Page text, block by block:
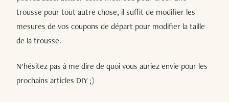
trousse pour tout autre chose, il suffit de modifier les
mesures de vos coupons de départ pour modifier la taille
de la trousse.
N'hésitez pas à me dire de quoi vous auriez envie pour les
prochains articles DIY ;)